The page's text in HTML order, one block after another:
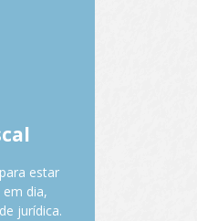
estar
dia,
jurídica.
é